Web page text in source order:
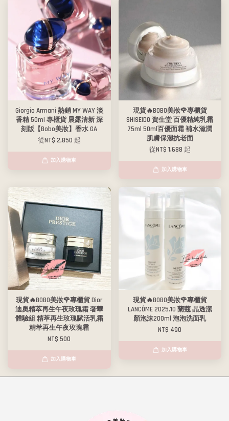
Giorgio Armani 熱銷 MY WAY 淡
香精 50ml 專櫃貨 晨露清新 深
刻版【Bobo美妝】香水 GA
從NT$ 2,850 起
加入購物車
現貨🔥BOBO美妝🌹專櫃貨
SHISEIDO 資生堂 百優精純乳霜
75ml 50ml百優面霜 補水滋潤
肌膚保濕抗老面
從NT$ 1,688 起
加入購物車
現貨🔥BOBO美妝🌹專櫃貨 Dior
迪奧精萃再生午夜玫瑰霜 奢華
體驗組 精萃再生玫瑰賦活乳霜
精萃再生午夜玫瑰霜
NT$ 500
加入購物車
現貨🔥BOBO美妝🌹專櫃貨
LANCÔME 2025.10 蘭蔻 晶透潔
顏泡沫200ml 泡泡洗面乳
NT$ 490
加入購物車